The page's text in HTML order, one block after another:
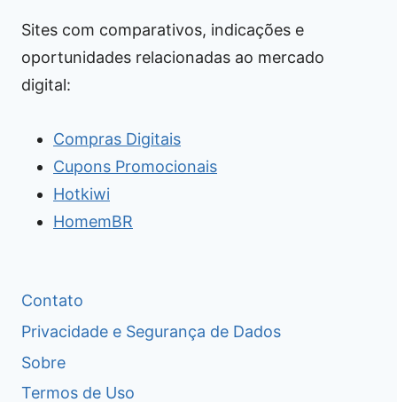
Sites com comparativos, indicações e
oportunidades relacionadas ao mercado
digital:
Compras Digitais
Cupons Promocionais
Hotkiwi
HomemBR
Contato
Privacidade e Segurança de Dados
Sobre
Termos de Uso